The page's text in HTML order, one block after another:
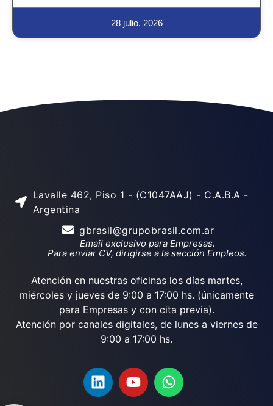
28 julio, 2026
Lavalle 462, Piso 1 - (C1047AAJ) - C.A.B.A -
Argentina
gbrasil@grupobrasil.com.ar
Email exclusivo para Empresas.
Para enviar CV, dirigirse a la sección Empleos.
Atención en nuestras oficinas los días martes,
miércoles y jueves de 9:00 a 17:00 hs. (únicamente
para Empresas y con cita previa).
Atención por canales digitales, de lunes a viernes de
9:00 a 17:00 hs.